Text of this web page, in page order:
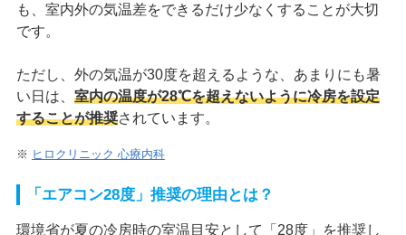
も、室内外の気温差をできるだけ少なくすることが大切
です。
ただし、外の気温が30度を超えるような、あまりにも暑
い日は、 室内の温度が28℃を超えないように冷房を設定
することが推奨されています。
※ ヒロクリニック 心療内科
「エアコン28度」推奨の理由とは？
環境省が夏の冷房時の室温目安として「28度」を推奨し